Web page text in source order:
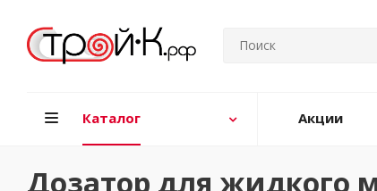
Каталог Акции
Дозатор для жидкого